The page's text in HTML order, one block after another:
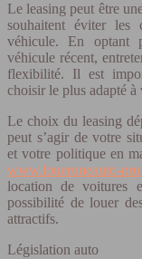
Le leasing peut être
souhaitent éviter les
véhicule. En optant
véhicule récent,
flexibilité. Il est
choisir le plus adapté à
Le choix du leasing
peut s’agir de votre
et votre politique en
www.loueruneauto-
location de voitures
possibilité de louer
attractifs.
Législation auto